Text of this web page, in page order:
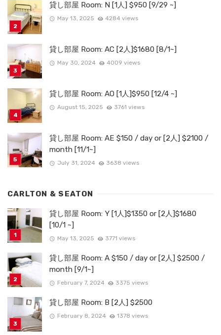
貸し部屋 Room: N [1人] $950 [9/29 ~]
May 13, 2025 4284 views
貸し部屋 Room: AC [2人]$1680 [8/1~]
May 30, 2024 4009 views
貸し部屋 Room: AO [1人]$950 [12/4 ~]
August 15, 2025 3761 views
貸し部屋 Room: AE $150 / day or [2人] $2100 /
month [11/1~]
July 31, 2024 3638 views
CARLTON & SEATON
貸し部屋 Room: Y [1人]$1350 or [2人]$1680
[10/1 ~]
May 13, 2025 3771 views
貸し部屋 Room: A $150 / day or [2人] $2500 /
month [9/1~]
February 7, 2024 3375 views
貸し部屋 Room: B [2人] $2500
February 8, 2024 1378 views